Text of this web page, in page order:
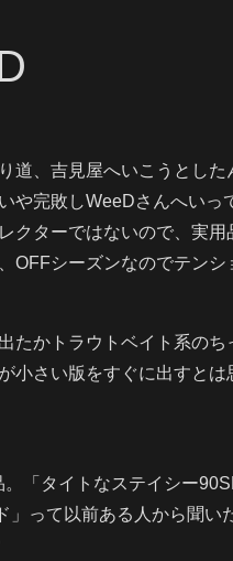
道、吉見屋へいこうとした
や完敗しWeeDさんへいっ
クターではないので、実用
OFFシーズンなのでテンシ
たかトラウトベイト系のち
小さい版をすぐに出すとは
「タイトなステイシー
って以前ある人から聞い